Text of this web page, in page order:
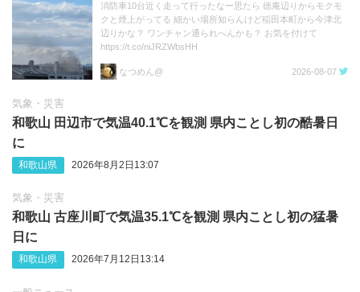
消防車10台近く走って行ったなー思たら 徳庵辺りからモクモ
クと煙上がってる 細かい場所知らんけど稲田本町から今津北
辺りかな？ ワンチャン通られへんかも？ お気を付けて
https://t.co/niJRZWbsHH
なつめん@ 2026-08-07
気象・災害
和歌山 田辺市で気温40.1℃を観測 県内ことし初の酷暑日
に
和歌山県 2026年8月2日13:07
気象・災害
和歌山 古座川町で気温35.1℃を観測 県内ことし初の猛暑
日に
和歌山県 2026年7月12日13:14